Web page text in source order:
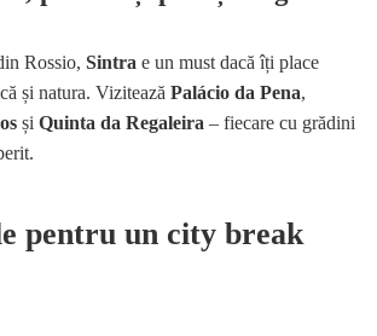
Rossio, Sintra e un must dacă îți place
și natura. Vizitează Palácio da Pena,
și Quinta da Regaleira – fiecare cu grădini
pentru un city break